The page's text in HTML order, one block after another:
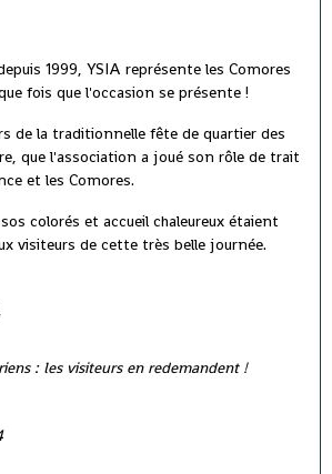
1999, YSIA représente les Comores
fois que l'occasion se présente !
de la traditionnelle fête de quartier des
que l'association a joué son rôle de trait
et les Comores.
colorés et accueil chaleureux étaient
visiteurs de cette très belle journée.
: les visiteurs en redemandent !